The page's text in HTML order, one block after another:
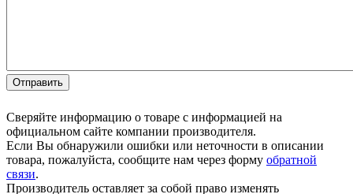
Сверяйте информацию о товаре с информацией на
официальном сайте компании производителя.
Если Вы обнаружили ошибки или неточности в описании
товара, пожалуйста, сообщите нам через форму обратной
связи.
Производитель оставляет за собой право изменять